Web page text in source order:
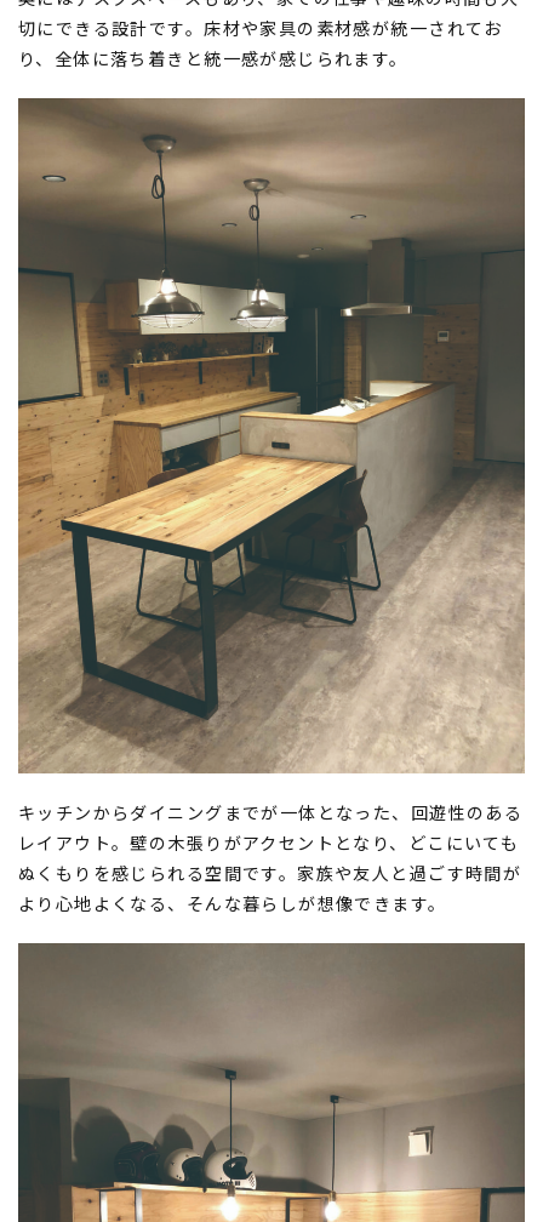
切にできる設計です。床材や家具の素材感が統一されてお
り、全体に落ち着きと統一感が感じられます。
キッチンからダイニングまでが一体となった、回遊性のある
レイアウト。壁の木張りがアクセントとなり、どこにいても
ぬくもりを感じられる空間です。家族や友人と過ごす時間が
より心地よくなる、そんな暮らしが想像できます。